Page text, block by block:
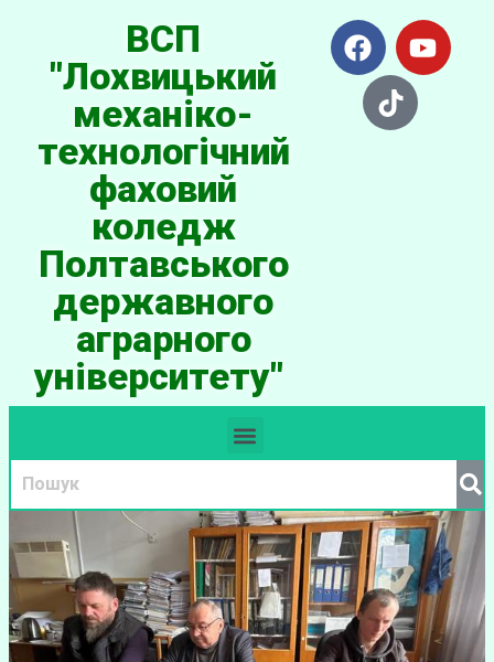
ВСП
"Лохвицький
механіко-
технологічний
фаховий
коледж
Полтавського
державного
аграрного
університету"